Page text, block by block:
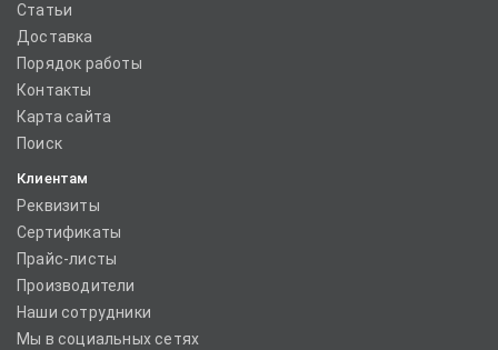
Статьи
Доставка
Порядок работы
Контакты
Карта сайта
Поиск
Клиентам
Реквизиты
Сертификаты
Прайс-листы
Производители
Наши сотрудники
Мы в социальных сетях